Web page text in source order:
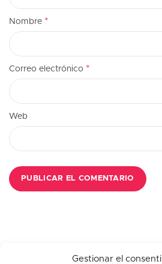
Gestionar el
Nombre *
Correo electrónico *
Web